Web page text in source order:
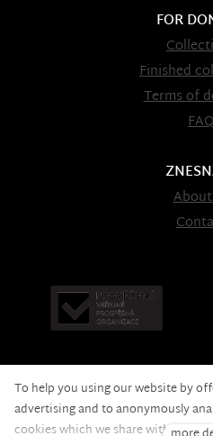
FOR
Finished
Terms of
To help you using our website by
advertising and to anonymously
cookies which we share with our